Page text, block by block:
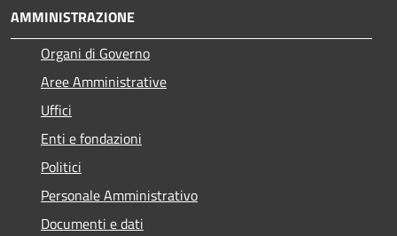
AMMINISTRAZIONE
Organi di Governo
Aree Amministrative
Uffici
Enti e fondazioni
Politici
Personale Amministrativo
Documenti e dati